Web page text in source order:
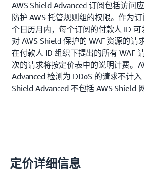
AWS Shield Advanced 订阅包括访问
防护 AWS 托管规则组的权限。作为
个日历月内，每个订阅的付款人 ID 可
对 AWS Shield 保护的 WAF 资源的请
在付款人 ID 组织下提出的所有 WAF
次的请求将按定价表中的说明计费。
Advanced 检测为 DDoS 的请求不计
Shield Advanced 不包括 AWS Shield
定价详细信息